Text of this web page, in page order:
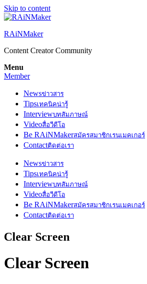
Skip to content
RAiNMaker
Content Creator Community
Menu
Member
Newsข่าวสาร
Tipsเทคนิคน่ารู้
Interviewบทสัมภาษณ์
Videoสื่อวีดีโอ
Be RAiNMakerสมัครสมาชิกเรนเมคเกอร์
Contactติดต่อเรา
Newsข่าวสาร
Tipsเทคนิคน่ารู้
Interviewบทสัมภาษณ์
Videoสื่อวีดีโอ
Be RAiNMakerสมัครสมาชิกเรนเมคเกอร์
Contactติดต่อเรา
Clear Screen
Clear Screen